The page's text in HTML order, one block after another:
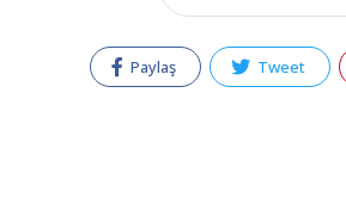
Paylaş Tweet